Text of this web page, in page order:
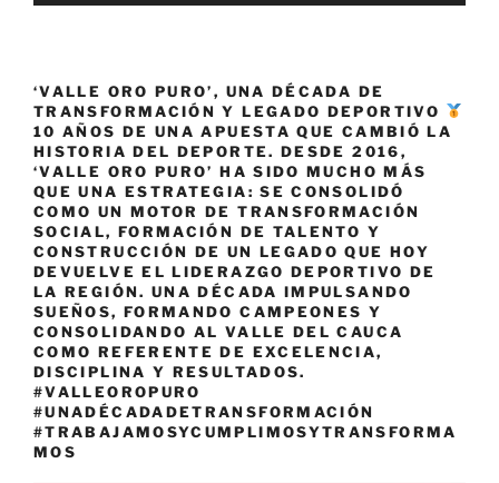
‘VALLE ORO PURO’, UNA DÉCADA DE
TRANSFORMACIÓN Y LEGADO DEPORTIVO
10 AÑOS DE UNA APUESTA QUE CAMBIÓ LA
HISTORIA DEL DEPORTE. DESDE 2016,
‘VALLE ORO PURO’ HA SIDO MUCHO MÁS
QUE UNA ESTRATEGIA: SE CONSOLIDÓ
COMO UN MOTOR DE TRANSFORMACIÓN
SOCIAL, FORMACIÓN DE TALENTO Y
CONSTRUCCIÓN DE UN LEGADO QUE HOY
DEVUELVE EL LIDERAZGO DEPORTIVO DE
LA REGIÓN. UNA DÉCADA IMPULSANDO
SUEÑOS, FORMANDO CAMPEONES Y
CONSOLIDANDO AL VALLE DEL CAUCA
COMO REFERENTE DE EXCELENCIA,
DISCIPLINA Y RESULTADOS.
#VALLEOROPURO
#UNADÉCADADETRANSFORMACIÓN
#TRABAJAMOSYCUMPLIMOSYTRANSFORMA
MOS